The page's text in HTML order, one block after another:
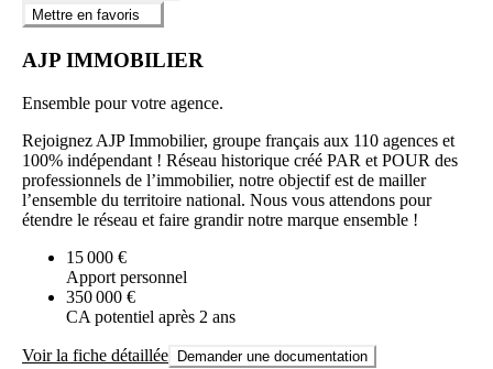
Mettre en favoris
AJP IMMOBILIER
Ensemble pour votre agence.
Rejoignez AJP Immobilier, groupe français aux 110 agences et
100% indépendant ! Réseau historique créé PAR et POUR des
professionnels de l’immobilier, notre objectif est de mailler
l’ensemble du territoire national. Nous vous attendons pour
étendre le réseau et faire grandir notre marque ensemble !
15 000 €
Apport personnel
350 000 €
CA potentiel après 2 ans
Voir la fiche détaillée Demander une documentation